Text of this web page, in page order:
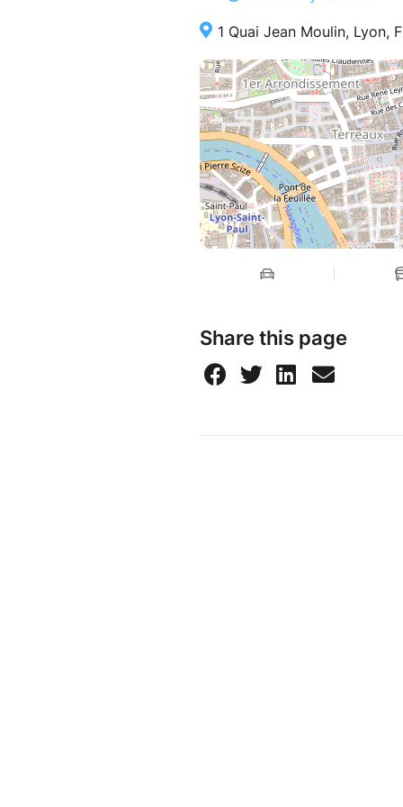
bancaire doit être connecté
pas le cas, vous avez la
Paypal : Payer avec PayPal,
vous n’avez pas de compte
A savoir :
Vous devez être
(Passeport, carte
Vous devez informer le
Pour les mineurs, une
- Notre charte sur le transport
Votre transport est en car
équipements de qualité. La
Hub USB
1 Quai Jean Moulin, Lyon,
Share this page